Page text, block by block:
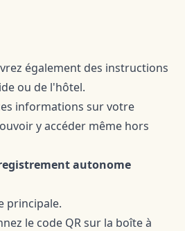
également des instructions
ou de l'hôtel.
informations sur votre
y accéder même hors
autonome
principale.
le code QR sur la boîte à